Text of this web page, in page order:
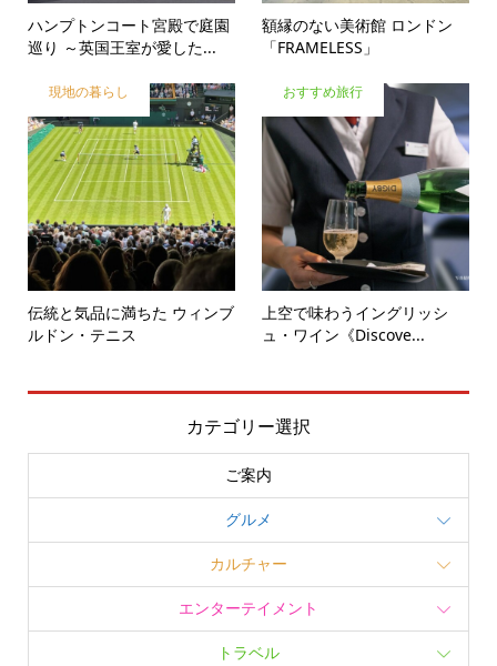
ハンプトンコート宮殿で庭園
巡り ～英国王室が愛した...
額縁のない美術館 ロンドン
「FRAMELESS」
現地の暮らし
伝統と気品に満ちた ウィンブ
ルドン・テニス
おすすめ旅行
上空で味わうイングリッシ
ュ・ワイン《Discove...
カテゴリー選択
ご案内
グルメ
カルチャー
エンターテイメント
トラベル